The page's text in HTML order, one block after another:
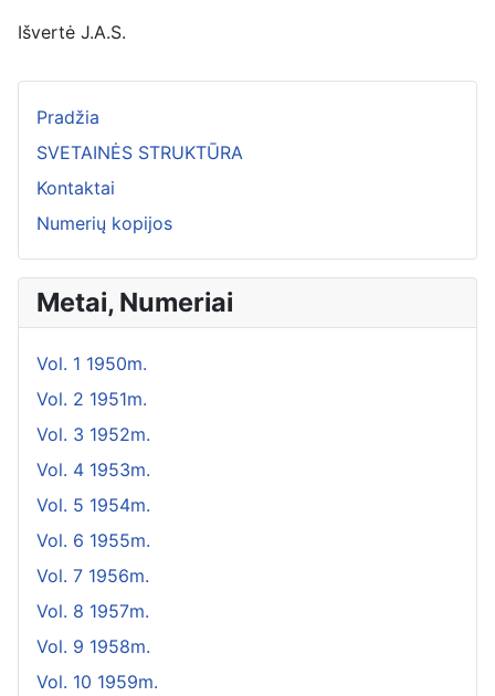
Išvertė J.A.S.
Pradžia
SVETAINĖS STRUKTŪRA
Kontaktai
Numerių kopijos
Metai, Numeriai
Vol. 1 1950m.
Vol. 2 1951m.
Vol. 3 1952m.
Vol. 4 1953m.
Vol. 5 1954m.
Vol. 6 1955m.
Vol. 7 1956m.
Vol. 8 1957m.
Vol. 9 1958m.
Vol. 10 1959m.